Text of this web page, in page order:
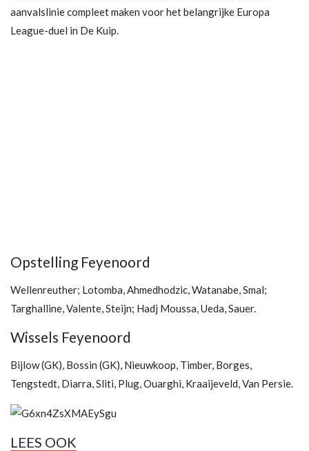
aanvalslinie compleet maken voor het belangrijke Europa
League-duel in De Kuip.
Opstelling Feyenoord
Wellenreuther; Lotomba, Ahmedhodzic, Watanabe, Smal;
Targhalline, Valente, Steijn; Hadj Moussa, Ueda, Sauer.
Wissels Feyenoord
Bijlow (GK), Bossin (GK), Nieuwkoop, Timber, Borges,
Tengstedt, Diarra, Sliti, Plug, Ouarghi, Kraaijeveld, Van Persie.
LEES OOK